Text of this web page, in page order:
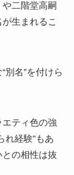
二階堂高嗣
生まれるこ
別名”を付けら
ティ色の強
れ経験”もあ
の相性は抜